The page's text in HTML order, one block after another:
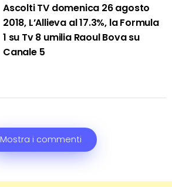
Ascolti TV domenica 26 agosto
2018, L’Allieva al 17.3%, la Formula
1 su Tv 8 umilia Raoul Bova su
Canale 5
Mostra i commenti